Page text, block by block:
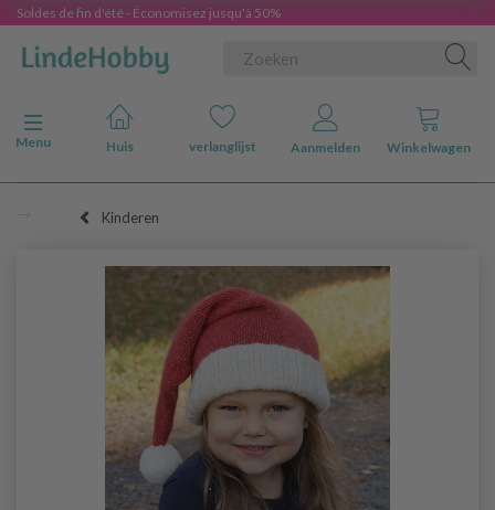
Soldes de fin d'été - Économisez jusqu'à 50%
Navigatie in-/uitschakelen
Menu
Huis verlanglijst Aanmelden Winkelwagen
Kinderen